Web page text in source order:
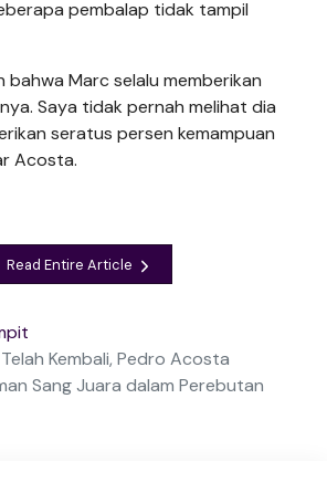
pembalap tidak tampil
bahwa Marc selalu memberikan
Saya tidak pernah melihat dia
seratus persen kemampuan
Acosta.
Read Entire Article
Kembali, Pedro Acosta
Sang Juara dalam Perebutan